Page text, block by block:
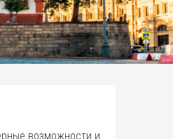
возможности и